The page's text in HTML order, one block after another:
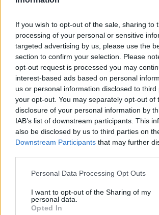
If you wish to opt-out of the sale, sharing to
processing of your personal or sensitive
targeted advertising by us, please use the
section to confirm your selection. Please
opt-out request is processed you may
interest-based ads based on personal
us or personal information disclosed to
your opt-out. You may separately opt-out of
disclosure of your personal information by
IAB’s list of downstream participants. This
also be disclosed by us to third parties on
Downstream Participants that may further
Personal Data Processing Opt Outs
I want to opt-out of the Sharing of my
personal data.
Opted In
κυκλοφορίες και AI uploads, όλο και
αντιμετωπίζουν υπερφόρτωση δεδομένων,
τον Matt Jacoby, λύσεις υπάρχο
Μουσική